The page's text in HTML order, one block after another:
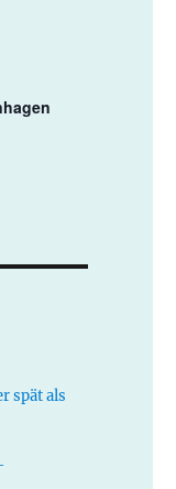
spät als